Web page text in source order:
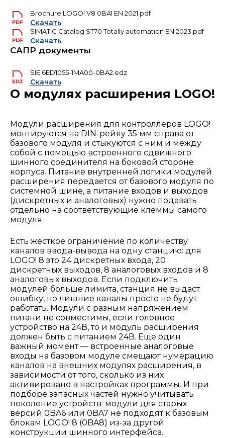
Brochure LOGO! V8 0BA1 EN 2021.pdf
Скачать
SIMATIC Catalog ST70 Totally automation EN 2023.pdf
Скачать
САПР документы
SIE.6ED1055-1MA00-0BA2.edz
Скачать
О модулях расширения LOGO!
Модули расширения для контроллеров LOGO!
монтируются на DIN-рейку 35 мм справа от
базового модуля и стыкуются с ним и между
собой с помощью встроенного сдвижного
шинного соединителя на боковой стороне
корпуса. Питание внутренней логики модулей
расширения передается от базового модуля по
системной шине, а питание входов и выходов
(дискретных и аналоговых) нужно подавать
отдельно на соответствующие клеммы самого
модуля.
Есть жесткое ограничение по количеству
каналов ввода-вывода на одну станцию: для
LOGO! 8 это 24 дискретных входа, 20
дискретных выходов, 8 аналоговых входов и 8
аналоговых выходов. Если подключить
модулей больше лимита, станция не выдаст
ошибку, но лишние каналы просто не будут
работать. Модули с разным напряжением
питани не совместимы, если головное
устройство на 24В, то и модуль расширения
должен быть с питанием 24В. Еще один
важный момент — встроенные аналоговые
входы на базовом модуле смещают нумерацию
каналов на внешних модулях расширения, в
зависимости от того, сколько из них
активировано в настройках программы. И при
подборе запасных частей нужно учитывать
поколение устройств: модули для старых
версий 0BA6 или 0BA7 не подходят к базовым
блокам LOGO! 8 (0BA8) из-за другой
конструкции шинного интерфейса.